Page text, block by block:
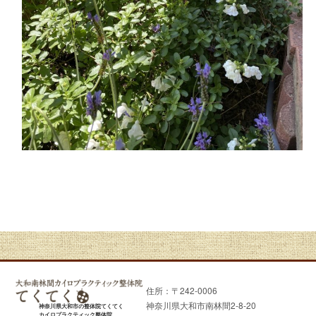
神奈川県大和市の整体院てくてく
カイロプラクティック整体院
住所：〒242-0006
神奈川県大和市南林間2-8-20